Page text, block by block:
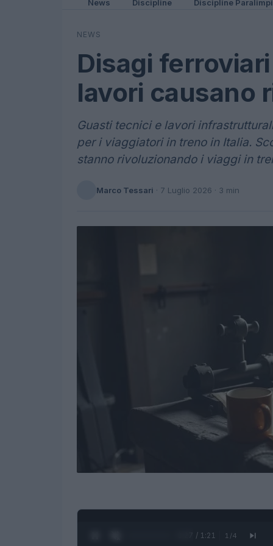
News Discipline Discipline
NEWS
Disagi
lavori causano
Guasti tecnici e lavori
per i viaggiatori in treno in Italia.
stanno rivoluzionando i viaggi in
Marco Tessari · 7 Luglio 2026 · 3 min
0:28 / 1:21 1 /4